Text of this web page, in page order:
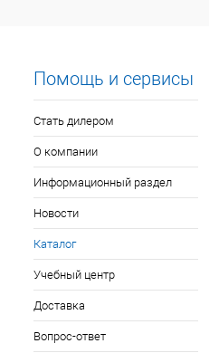
Помощь и сервисы
Стать дилером
О компании
Информационный раздел
Новости
Каталог
Учебный центр
Доставка
Вопрос-ответ